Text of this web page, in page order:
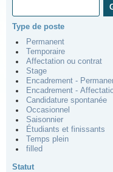
Type de poste
Permanent
Temporaire
Affectation ou contrat
Stage
Encadrement -
Encadrement -
Candidature spontanée
Occasionnel
Saisonnier
Étudiants et finissants
Temps plein
filled
Statut